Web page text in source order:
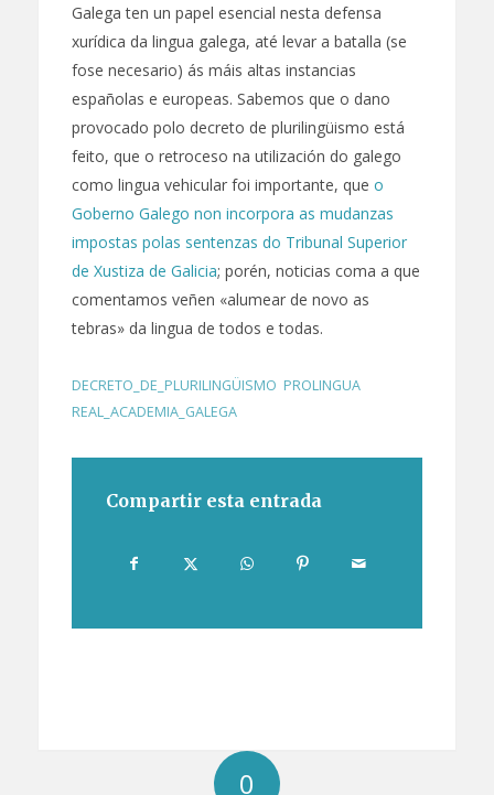
Galega ten un papel esencial nesta defensa
xurídica da lingua galega, até levar a batalla (se
fose necesario) ás máis altas instancias
españolas e europeas. Sabemos que o dano
provocado polo decreto de plurilingüismo está
feito, que o retroceso na utilización do galego
como lingua vehicular foi importante, que o
Goberno Galego non incorpora as mudanzas
impostas polas sentenzas do Tribunal Superior
de Xustiza de Galicia; porén, noticias coma a que
comentamos veñen «alumear de novo as
tebras» da lingua de todos e todas.
DECRETO_DE_PLURILINGÜISMO PROLINGUA,
REAL_ACADEMIA_GALEGA
Compartir esta entrada
0